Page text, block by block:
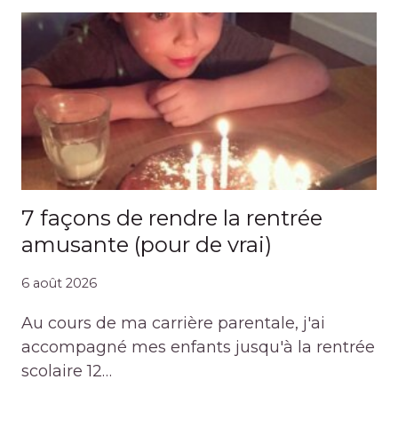
7 façons de rendre la rentrée
amusante (pour de vrai)
6 août 2026
Au cours de ma carrière parentale, j'ai
accompagné mes enfants jusqu'à la rentrée
scolaire 12…